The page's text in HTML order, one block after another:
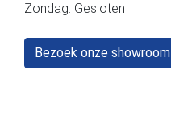
Zondag: Gesloten
Bezoek onze showroom